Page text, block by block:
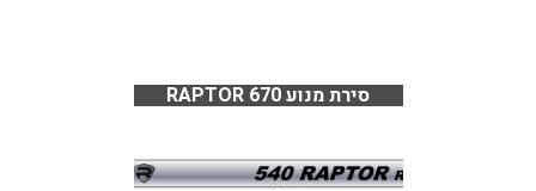
סירת מנוע RAPTOR 670